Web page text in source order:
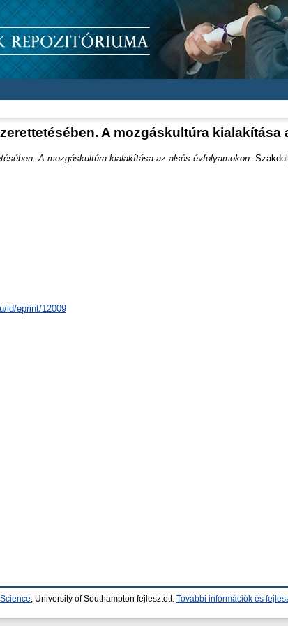
A mozgáskultúra
A mozgáskultúra kialakítása az alsós évfolyamokon.
id/eprint/12009
, University of Southampton fejlesztett. További információk és